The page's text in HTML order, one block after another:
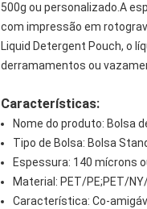
500g ou personalizado.A
com impressão em
Liquid Detergent Pouch, o
derramamentos ou
Características:
Nome do produto: Bolsa
Tipo de Bolsa: Bolsa
Espessura: 140 mícrons
Material: PET/PE;PET/
Característica: Co-